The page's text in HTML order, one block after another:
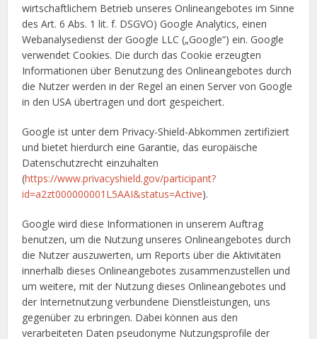
wirtschaftlichem Betrieb unseres Onlineangebotes im Sinne
des Art. 6 Abs. 1 lit. f. DSGVO) Google Analytics, einen
Webanalysedienst der Google LLC („Google“) ein. Google
verwendet Cookies. Die durch das Cookie erzeugten
Informationen über Benutzung des Onlineangebotes durch
die Nutzer werden in der Regel an einen Server von Google
in den USA übertragen und dort gespeichert.
Google ist unter dem Privacy-Shield-Abkommen zertifiziert
und bietet hierdurch eine Garantie, das europäische
Datenschutzrecht einzuhalten
(https://www.privacyshield.gov/participant?
id=a2zt000000001L5AAI&status=Active).
Google wird diese Informationen in unserem Auftrag
benutzen, um die Nutzung unseres Onlineangebotes durch
die Nutzer auszuwerten, um Reports über die Aktivitäten
innerhalb dieses Onlineangebotes zusammenzustellen und
um weitere, mit der Nutzung dieses Onlineangebotes und
der Internetnutzung verbundene Dienstleistungen, uns
gegenüber zu erbringen. Dabei können aus den
verarbeiteten Daten pseudonyme Nutzungsprofile der